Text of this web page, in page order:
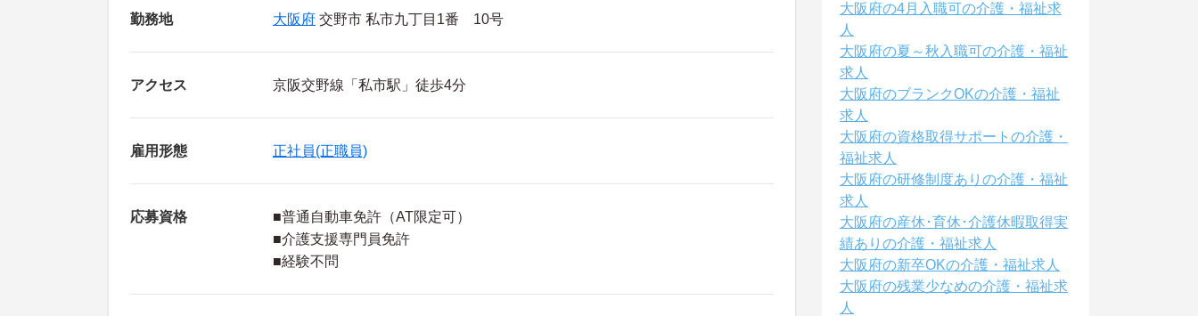
勤務地 大阪府 交野市 私市九丁目1番 10号
アクセス 京阪交野線「私市駅」徒歩4分
雇用形態 正社員(正職員)
応募資格
■普通自動車免許（AT限定可）
■介護支援専門員免許
■経験不問
大阪府の4月入職可の介護・福祉求
人
大阪府の夏～秋入職可の介護・福祉
求人
大阪府のブランクOKの介護・福祉
求人
大阪府の資格取得サポートの介護・
福祉求人
大阪府の研修制度ありの介護・福祉
求人
大阪府の産休･育休･介護休暇取得実
績ありの介護・福祉求人
大阪府の新卒OKの介護・福祉求人
大阪府の残業少なめの介護・福祉求
人